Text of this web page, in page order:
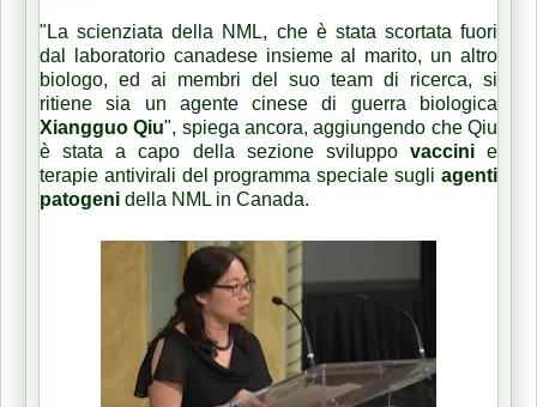
"La scienziata della NML, che è stata scortata fuori
dal laboratorio canadese insieme al marito, un altro
biologo, ed ai membri del suo team di ricerca, si
ritiene sia un agente cinese di guerra biologica
Xiangguo Qiu", spiega ancora, aggiungendo che Qiu
è stata a capo della sezione sviluppo vaccinie
terapie antivirali del programma speciale sugli agenti
patogeni della NML in Canada.